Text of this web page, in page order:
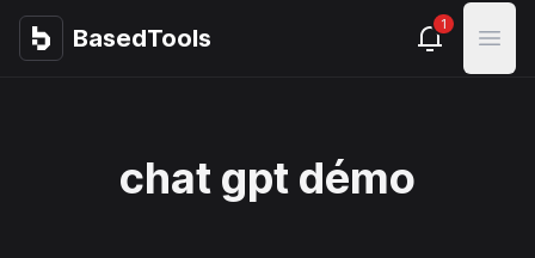
BasedTools
BasedTools 1
Open
chat gpt démo